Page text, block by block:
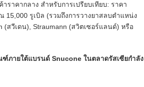
ราคากลาง สำหรับการเปรียบเทียบ: ราคา
รูเบิล (รวมถึงการวางยาสลบตำแหน่ง
(สวีเดน), Straumann (สวิตเซอร์แลนด์) หรือ
ภายใต้แบรนด์ Snucone ในตลาดรัสเซียกำลัง